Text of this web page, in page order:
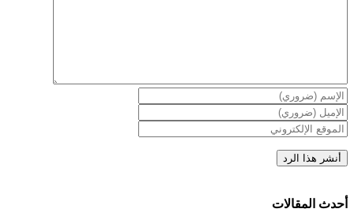
أحدث المقالات